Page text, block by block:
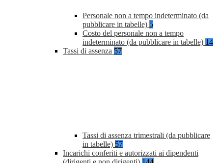
Personale non a tempo indeterminato (da
pubblicare in tabelle) 5
Costo del personale non a tempo
indeterminato (da pubblicare in tabelle) 14
Tassi di assenza 57
Tassi di assenza trimestrali (da pubblicare
in tabelle) 57
Incarichi conferiti e autorizzati ai dipendenti